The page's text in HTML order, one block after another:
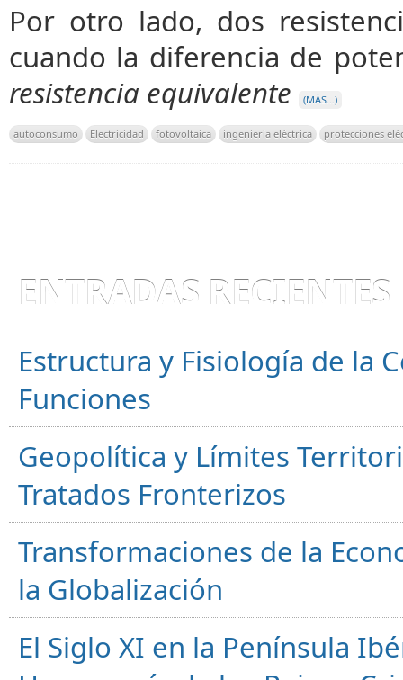
Por otro lado, dos
cuando la diferencia de
resistencia equivalente
(MÁS…)
autoconsumo Electricidad fotovoltaica ingeniería eléctrica protecciones
ENTRADAS RECIENTES
Estructura y Fisiología de la
Funciones
Geopolítica y Límites
Tratados Fronterizos
Transformaciones de la
la Globalización
El Siglo XI en la Península